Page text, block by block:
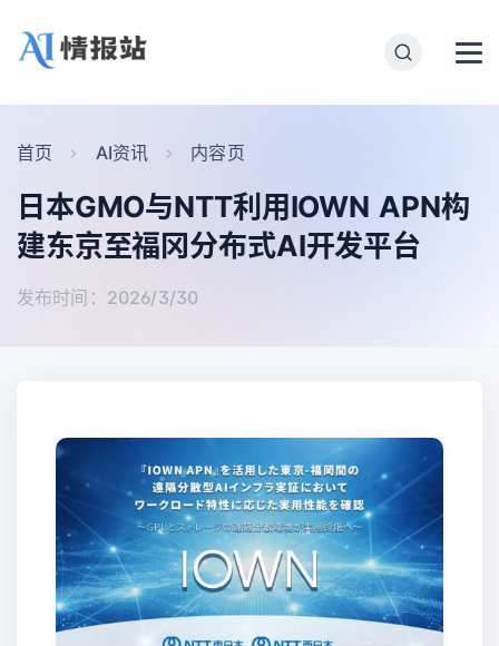
首页 AI资讯 内容页
日本GMO与NTT利用IOWN APN构
建东京至福冈分布式AI开发平台
发布时间：2026/3/30